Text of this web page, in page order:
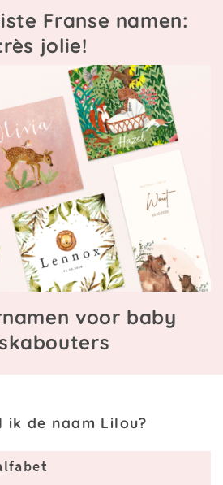
Franse namen:
jolie!
voor baby
ik de naam Lilou?